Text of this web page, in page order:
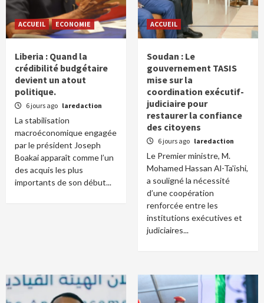
ACCUEIL ECONOMIE
Liberia : Quand la
crédibilité budgétaire
devient un atout
politique.
6 jours ago laredaction
La stabilisation
macroéconomique engagée
par le président Joseph
Boakai apparaît comme l’un
des acquis les plus
importants de son début...
ACCUEIL
Soudan : Le
gouvernement TASIS
mise sur la
coordination exécutif-
judiciaire pour
restaurer la confiance
des citoyens
6 jours ago laredaction
Le Premier ministre, M.
Mohamed Hassan Al-Ta'ishi,
a souligné la nécessité
d’une coopération
renforcée entre les
institutions exécutives et
judiciaires...